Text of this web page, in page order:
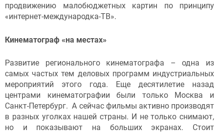
продвижению малобюджетных картин по принципу
«интернет-международка-ТВ».
Кинематограф «на местах»
Развитие регионального кинематографа – одна из
самых частых тем деловых программ индустриальных
мероприятий этого года. Еще десятилетие назад
центрами кинематографии были только Москва и
Санкт-Петербург. А сейчас фильмы активно производят
в разных уголках нашей страны. И не только снимают,
но и показывают на больших экранах. Стоит